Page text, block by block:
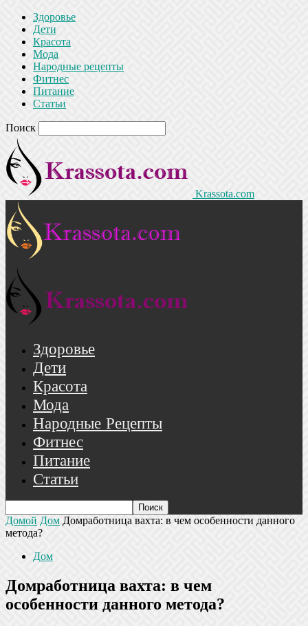
Здоровье
Дети
Красота
Мода
Народные рецепты
Фитнес
Питание
Статьи
Поиск
Krassota.com
Здоровье
Дети
Красота
Мода
Народные Рецепты
Фитнес
Питание
Статьи
Домой Дом Домработница вахта: в чем особенности данного
метода?
Дом
Домработница вахта: в чем
особенности данного метода?